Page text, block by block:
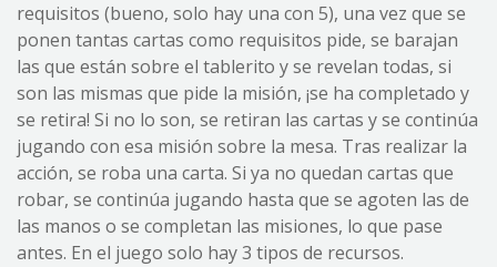
requisitos (bueno, solo hay una con 5), una vez que se
ponen tantas cartas como requisitos pide, se barajan
las que están sobre el tablerito y se revelan todas, si
son las mismas que pide la misión, ¡se ha completado y
se retira! Si no lo son, se retiran las cartas y se continúa
jugando con esa misión sobre la mesa. Tras realizar la
acción, se roba una carta. Si ya no quedan cartas que
robar, se continúa jugando hasta que se agoten las de
las manos o se completan las misiones, lo que pase
antes. En el juego solo hay 3 tipos de recursos.